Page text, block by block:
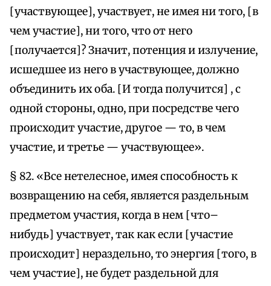
[участвующее], участвует, не имея ни того, [в
чем участие], ни того, что от него
[получается]? Значит, потенция и излучение,
исшедшее из него в участвующее, должно
объединить их оба. [И тогда получится] , с
одной стороны, одно, при посредстве чего
происходит участие, другое — то, в чем
участие, и третье — участвующее».
§ 82. «Все нетелесное, имея способность к
возвращению на себя, является раздельным
предметом участия, когда в нем [что–
нибудь] участвует, так как если [участие
происходит] нераздельно, то энергия [того, в
чем участие], не будет раздельной для